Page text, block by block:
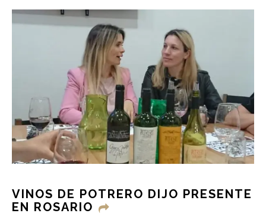
VINOS DE POTRERO DIJO PRESENTE
EN ROSARIO